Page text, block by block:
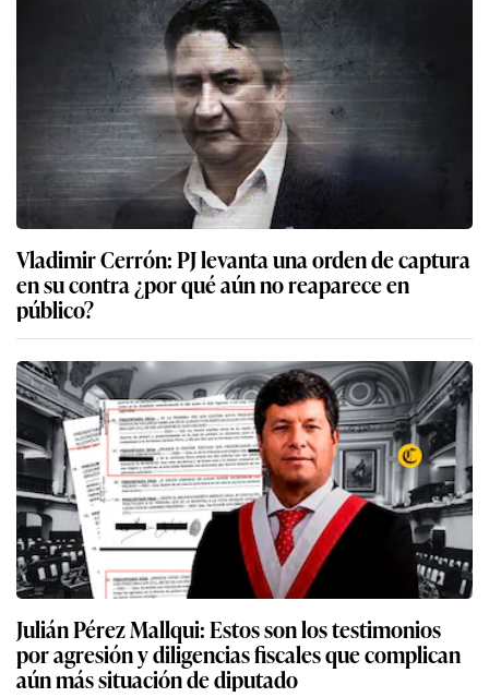
Vladimir Cerrón: PJ levanta una orden de captura
en su contra ¿por qué aún no reaparece en
público?
Julián Pérez Mallqui: Estos son los testimonios
por agresión y diligencias fiscales que complican
aún más situación de diputado